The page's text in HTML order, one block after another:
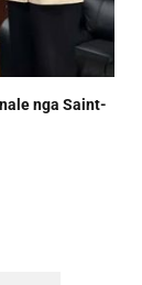
nga Saint-